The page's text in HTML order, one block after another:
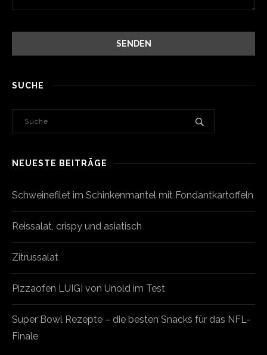
SUCHE
NEUESTE BEITRÄGE
Schweinefilet im Schinkenmantel mit Fondantkartoffeln
Reissalat, crispy und asiatisch
Zitrussalat
Pizzaofen LUIGI von Unold im Test
Super Bowl Rezepte – die besten Snacks für das NFL-
Finale